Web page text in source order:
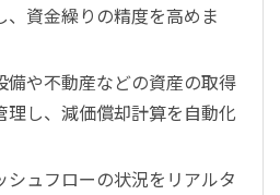
、資金繰りの精度を高めま
備や不動産などの資産の取得
理し、減価償却計算を自動化
シュフローの状況をリアルタ